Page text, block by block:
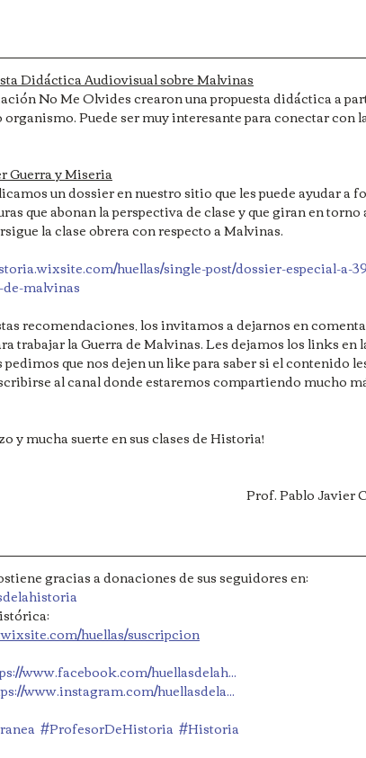
Didáctica Audiovisual sobre Malvinas
No Me Olvides crearon una propuesta didáctica a
Puede ser muy interesante para conectar con
Guerra y Miseria
un dossier en nuestro sitio que les puede ayudar a
que abonan la perspectiva de clase y que giran en torno
la clase obrera con respecto a Malvinas.
huellas/single-post/dossier-especial-a-
malvinas
recomendaciones, los invitamos a dejarnos en
trabajar la Guerra de Malvinas. Les dejamos los links en
que nos dejen un like para saber si el contenido
al canal donde estaremos compartiendo mucho
y mucha suerte en sus clases de Historia!
Prof. Pablo Javier
gracias a donaciones de sus seguidores en:
huellas/suscripcion
www.facebook.com/huellasdelah...
www.instagram.com/huellasdela...
#ProfesorDeHistoria #Historia